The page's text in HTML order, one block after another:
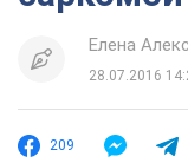
Елена
28.07.2016
209